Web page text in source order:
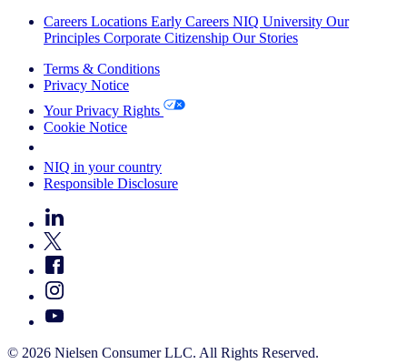
Careers Locations Early Careers NIQ University Our
Principles Corporate Citizenship Our Stories
Terms & Conditions
Privacy Notice
Your Privacy Rights
Cookie Notice
NIQ in your country
Responsible Disclosure
© 2026 Nielsen Consumer LLC. All Rights Reserved.